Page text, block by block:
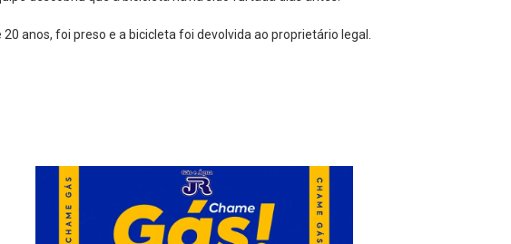
anos, foi preso e a bicicleta foi devolvida ao proprietário legal.